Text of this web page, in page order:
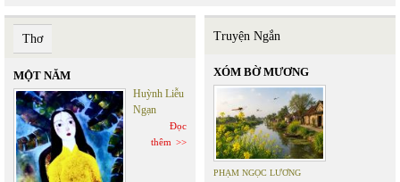
Thơ
MỘT NĂM
Huỳnh Liễu
Ngạn
Đọc
thêm
Truyện Ngắn
XÓM BỜ MƯƠNG
PHẠM NGỌC LƯƠNG